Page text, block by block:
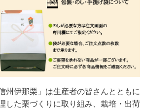
州伊那栗」は生産者の皆さんとともに
した栗づくりに取り組み、栽培・出荷